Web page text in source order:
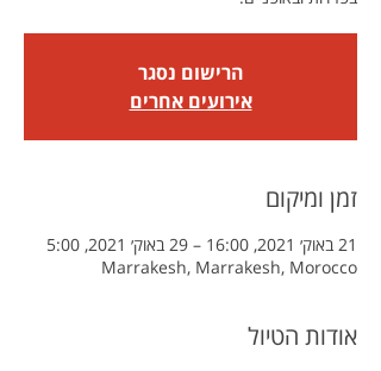
הרישום נסגר
אירועים אחרים
זמן ומיקום
21 באוק׳ 2021, 16:00 – 29 באוק׳ 2021, 5:00
Marrakesh, Marrakesh, Morocco
אודות הטיול